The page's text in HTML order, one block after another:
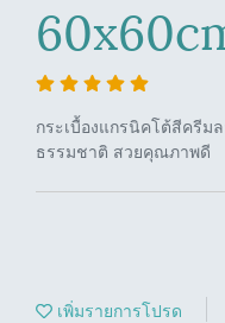
กระเบื้องแกรนิคโต้สีครีม
ธรรมชาติ สวยคุณภาพดี
เพิ่มรายการโปรด